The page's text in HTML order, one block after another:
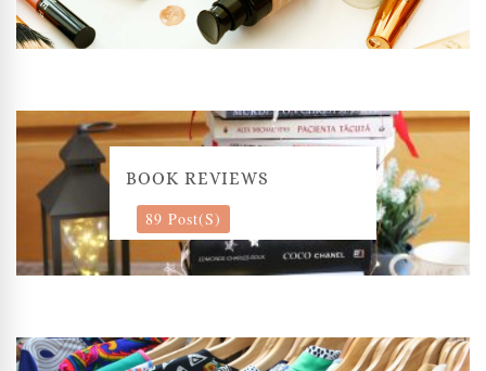
BOOK REVIEWS
89 Post(s)